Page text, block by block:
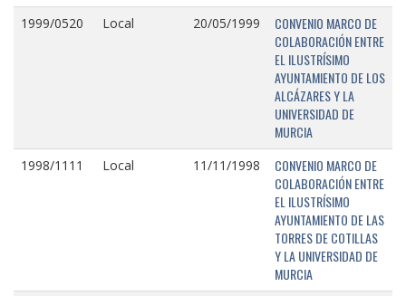
1999/0520 Local 20/05/1999
CONVENIO MARCO DE
COLABORACIÓN ENTRE
EL ILUSTRÍSIMO
AYUNTAMIENTO DE LOS
ALCÁZARES Y LA
UNIVERSIDAD DE
MURCIA
1998/1111 Local 11/11/1998
CONVENIO MARCO DE
COLABORACIÓN ENTRE
EL ILUSTRÍSIMO
AYUNTAMIENTO DE LAS
TORRES DE COTILLAS
Y LA UNIVERSIDAD DE
MURCIA